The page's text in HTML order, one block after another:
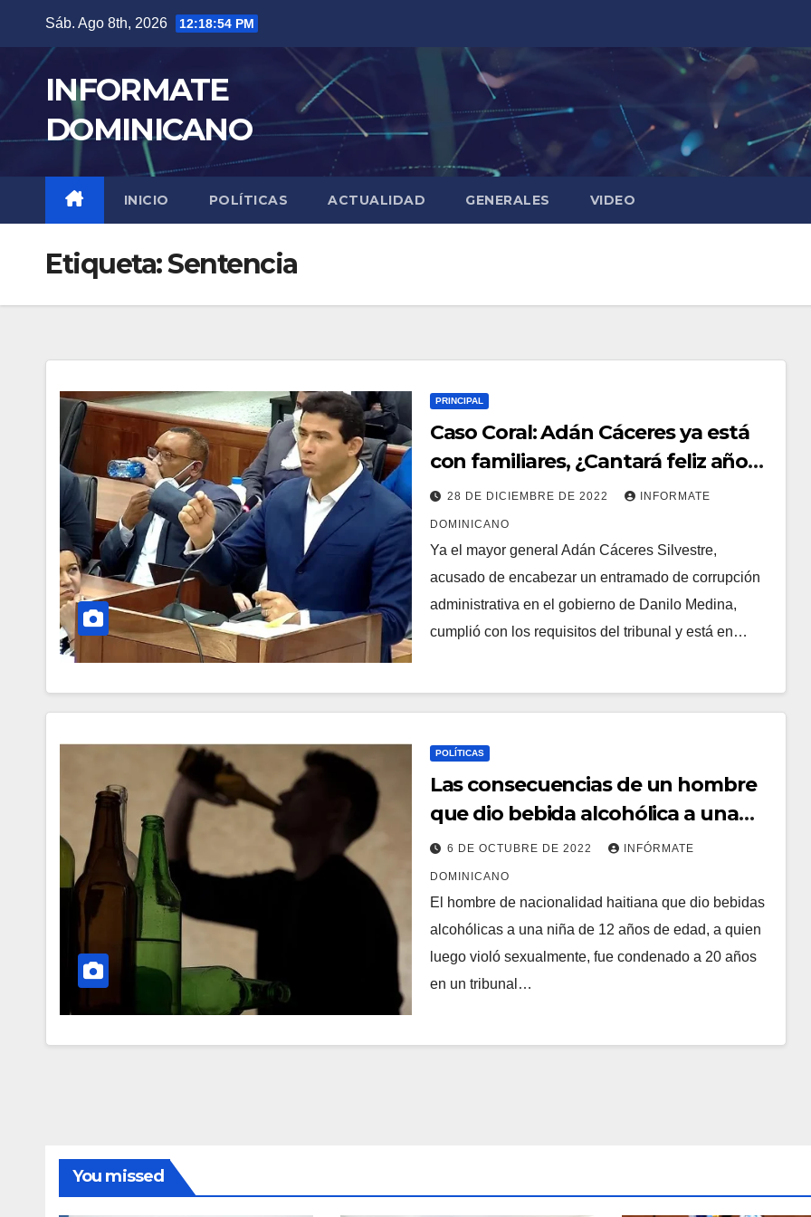
content
Sáb. Ago 8th, 2026 12:18:54 PM
INFORMATE
DOMINICANO
INICIO POLÍTICAS ACTUALIDAD GENERALES VIDEO
Etiqueta:Sentencia
PRINCIPAL
Caso Coral: Adán Cáceres ya está
con familiares, ¿Cantará feliz año
nuevo?
28 DE DICIEMBRE DE 2022 INFORMATE
DOMINICANO
Ya el mayor general Adán Cáceres Silvestre,
acusado de encabezar un entramado de corrupción
administrativa en el gobierno de Danilo Medina,
cumplió con los requisitos del tribunal y está en…
POLÍTICAS
Las consecuencias de un hombre
que dio bebida alcohólica a una
niña de 12 años
6 DE OCTUBRE DE 2022 INFÓRMATE
DOMINICANO
El hombre de nacionalidad haitiana que dio bebidas
alcohólicas a una niña de 12 años de edad, a quien
luego violó sexualmente, fue condenado a 20 años
en un tribunal…
You missed